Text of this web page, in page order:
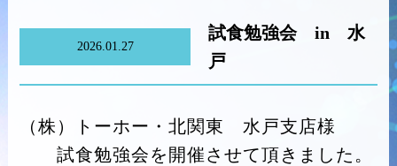
2026.01.27
試食勉強会 in 水
戸
（株）トーホー・北関東 水戸支店様
試食勉強会を開催させて頂きました。